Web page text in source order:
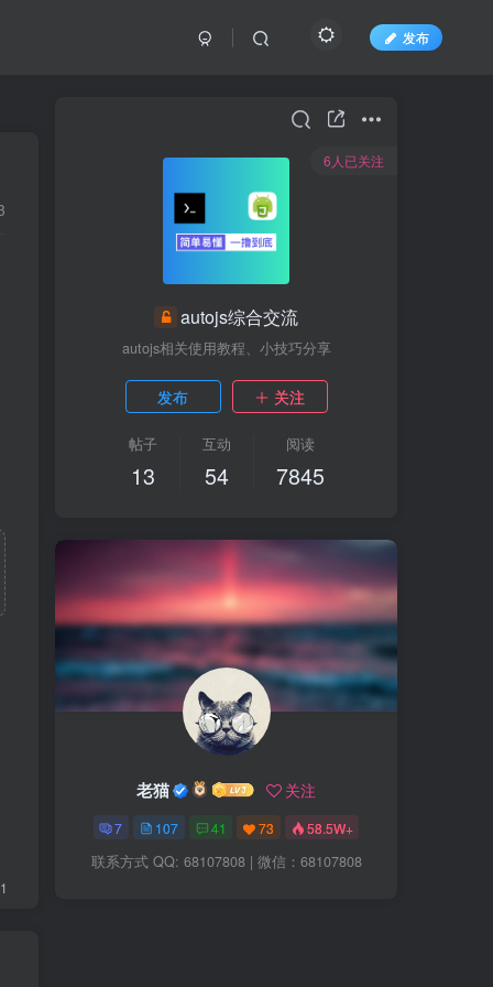
发布
1
6人已关注
autojs综合交流
autojs相关使用教程、小技巧分享
发布 关注
帖子
13
互动
54
阅读
7845
老猫 关注
7 107 41 73 58.5W+
联系方式 QQ: 68107808 | 微信：68107808